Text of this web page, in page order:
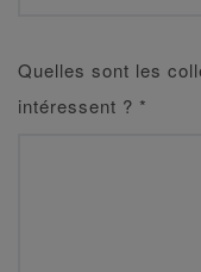
Quelles sont les
intéressent ? *